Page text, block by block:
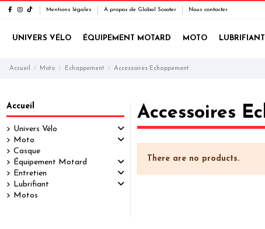
Mentions légales A propos de Global Scooter Nous contacter
UNIVERS VÉLO ÉQUIPEMENT MOTARD MOTO LUBRIFIANT
Accueil Moto Echappement Accessoires Echappement
Accessoires
There are no products.
Accueil
Univers Vélo
Moto
Casque
Équipement Motard
Entretien
Lubrifiant
Motos